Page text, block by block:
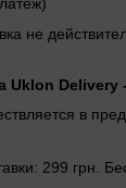
не
Uklon Delivery -
в
299 грн.